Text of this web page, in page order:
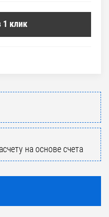
1 клик
на основе счета